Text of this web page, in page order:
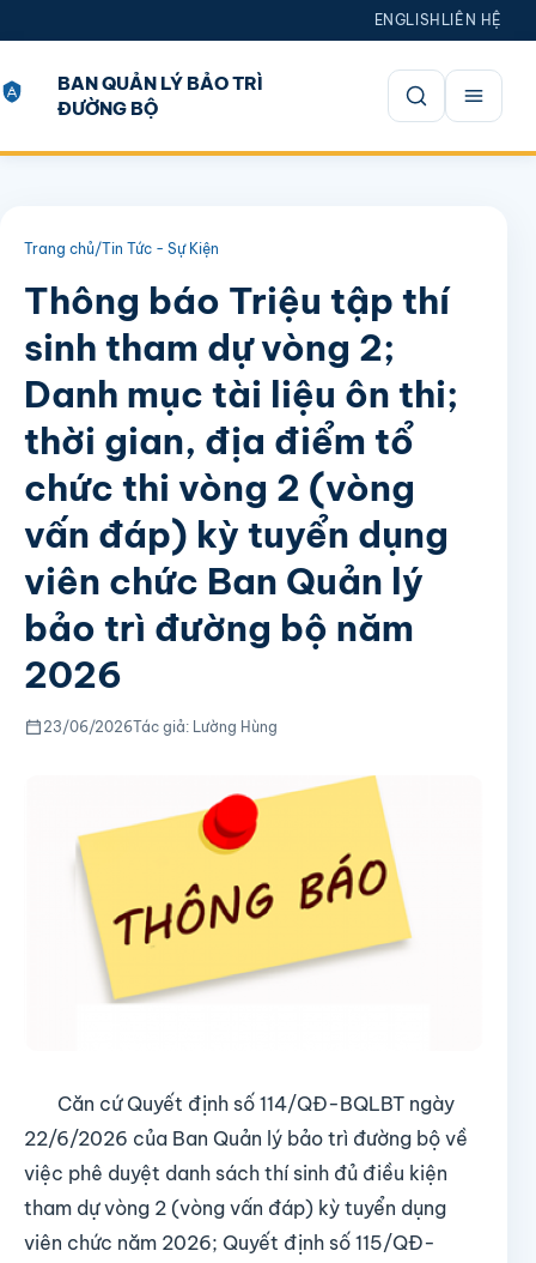
ENGLISH LIÊN HỆ
BAN QUẢN LÝ BẢO TRÌ
ĐƯỜNG BỘ
Mở tìm kiếm
Trang chủ/Tin Tức - Sự Kiện
Thông báo Triệu tập thí
sinh tham dự vòng 2;
Danh mục tài liệu ôn thi;
thời gian, địa điểm tổ
chức thi vòng 2 (vòng
vấn đáp) kỳ tuyển dụng
viên chức Ban Quản lý
bảo trì đường bộ năm
2026
23/06/2026Tác giả: Lường Hùng
Căn cứ Quyết định số 114/QĐ-BQLBT ngày
22/6/2026 của Ban Quản lý bảo trì đường bộ về
việc phê duyệt danh sách thí sinh đủ điều kiện
tham dự vòng 2 (vòng vấn đáp) kỳ tuyển dụng
viên chức năm 2026; Quyết định số 115/QĐ-